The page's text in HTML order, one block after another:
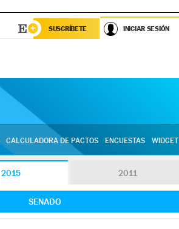
SUSCRÍBETE INICIAR SESIÓN
CALCULADORA DE PACTOS ENCUESTAS WIDGET
2015 2011
SENADO